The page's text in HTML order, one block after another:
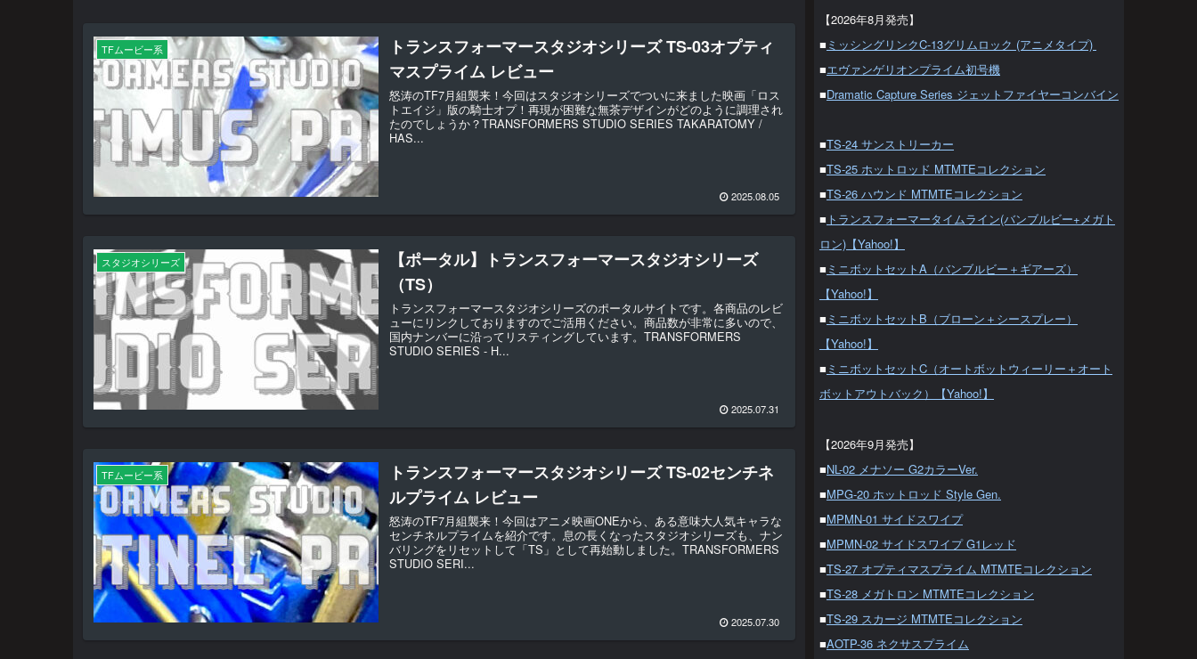
TFムービー系
トランスフォーマースタジオシリーズ TS-03オプティ
マスプライム レビュー
怒涛のTF7月組襲来！今回はスタジオシリーズでついに来ました映画「ロス
トエイジ」版の騎士オプ！再現が困難な無茶デザインがどのように調理され
たのでしょうか？TRANSFORMERS STUDIO SERIES TAKARATOMY /
HAS...
2025.08.05
スタジオシリーズ
【ポータル】トランスフォーマースタジオシリーズ
（TS）
トランスフォーマースタジオシリーズのポータルサイトです。各商品のレビ
ューにリンクしておりますのでご活用ください。商品数が非常に多いので、
国内ナンバーに沿ってリスティングしています。TRANSFORMERS
STUDIO SERIES - H...
2025.07.31
TFムービー系
トランスフォーマースタジオシリーズ TS-02センチネ
ルプライム レビュー
怒涛のTF7月組襲来！今回はアニメ映画ONEから、ある意味大人気キャラな
センチネルプライムを紹介です。息の長くなったスタジオシリーズも、ナン
バリングをリセットして「TS」として再始動しました。TRANSFORMERS
STUDIO SERI...
2025.07.30
【2026年8月発売】
■ ミッシングリンクC-13グリムロック (アニメタイプ)
■エヴァンゲリオンプライム初号機
■Dramatic Capture Series ジェットファイヤーコンバイン
■TS-24 サンストリーカー
■TS-25 ホットロッド MTMTEコレクション
■TS-26 ハウンド MTMTEコレクション
■ トランスフォーマータイムライン(バンブルビー+メガト
ロン)【Yahoo!】
■ ミニボットセットA（バンブルビー＋ギアーズ）
【Yahoo!】
■ ミニボットセットB（ブローン＋シースプレー）
【Yahoo!】
■ ミニボットセットC（オートボットウィーリー＋オート
ボットアウトバック）【Yahoo!】
【2026年9月発売】
■NL-02 メナソー G2カラーVer.
■MPG-20 ホットロッド Style Gen.
■MPMN-01 サイドスワイプ
■MPMN-02 サイドスワイプ G1レッド
■TS-27 オプティマスプライム MTMTEコレクション
■TS-28 メガトロン MTMTEコレクション
■TS-29 スカージ MTMTEコレクション
■AOTP-36 ネクサスプライム